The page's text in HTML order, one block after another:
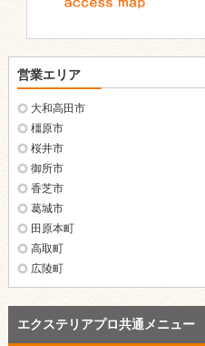
エクステリアプロ共通メニュー
営業エリア
大和高田市
橿原市
桜井市
御所市
香芝市
葛城市
田原本町
高取町
広陵町